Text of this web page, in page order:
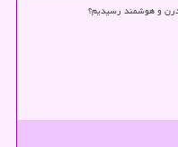
و هوشمند رسیدیم؟